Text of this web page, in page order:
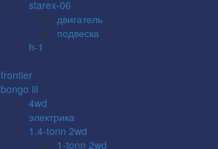
starex-06
двигатель
подвеска
h-1
frontier
bongo iii
4wd
электрика
1.4-tonn 2wd
1-tonn 2wd